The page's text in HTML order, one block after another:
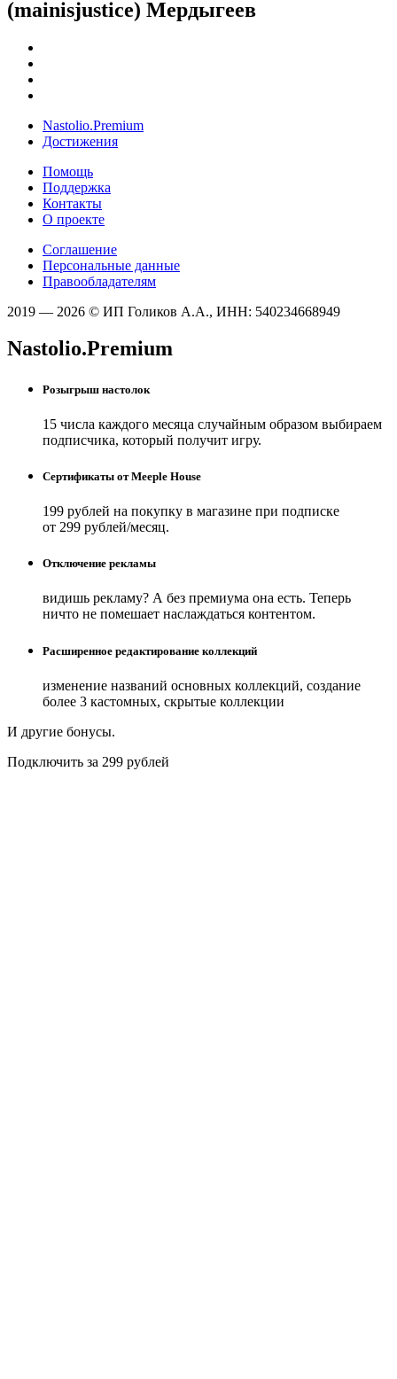
(mainisjustice) Мердыгеев
Nastolio.Premium
Достижения
Помощь
Поддержка
Контакты
О проекте
Соглашение
Персональные данные
Правообладателям
2019 — 2026 © ИП Голиков А.А., ИНН: 540234668949
Nastolio.Premium
Розыгрыш настолок
15 числа каждого месяца случайным образом выбираем
подписчика, который получит игру.
Сертификаты от Meeple House
199 рублей на покупку в магазине при подписке
от 299 рублей/месяц.
Отключение рекламы
видишь рекламу? А без премиума она есть. Теперь
ничто не помешает наслаждаться контентом.
Расширенное редактирование коллекций
изменение названий основных коллекций, создание
более 3 кастомных, скрытые коллекции
И другие бонусы.
Подключить за 299 рублей